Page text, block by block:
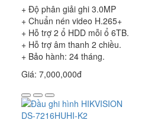
+ Độ phân giải ghi 3.0MP
+ Chuẩn nén video H.265+
+ Hỗ trợ 2 ổ HDD mỗi ổ 6TB.
+ Hỗ trợ âm thanh 2 chiều.
+ Bảo hành: 24 tháng.
Giá: 7,000,000đ